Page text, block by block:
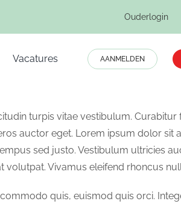
Ouderlogin
Vacatures AANMELDEN
turpis vitae vestibulum. Curabitur
auctor eget. Lorem ipsum dolor sit
sed justo. Vestibulum ultricies
Vivamus eleifend rhoncus
quis, euismod quis orci.